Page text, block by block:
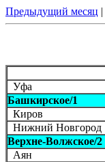
Предыдущий месяц |
Уфа
Башкирское/1
Киров
Нижний Новгород
Верхне-Волжское/2
Аян